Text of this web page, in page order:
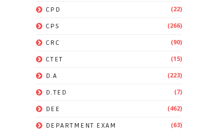
CPD (22)
CPS (266)
CRC (90)
CTET (15)
D.A (223)
D.TED (7)
DEE (462)
DEPARTMENT EXAM (63)